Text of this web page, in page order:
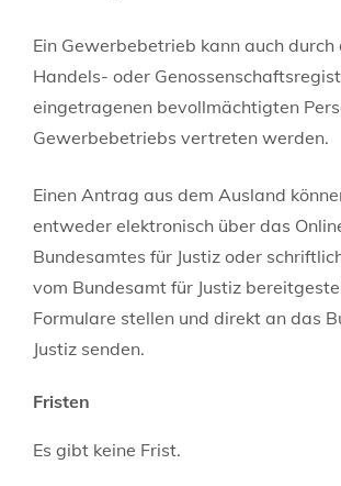
Ein Gewerbebetrieb kann auch durch
Handels- oder
eingetragenen bevollmächtigten
Gewerbebetriebs vertreten werden.
Einen Antrag aus dem Ausland
entweder elektronisch über das
Bundesamtes für Justiz oder
vom Bundesamt für Justiz
Formulare stellen und direkt an das
Justiz senden.
Fristen
Es gibt keine Frist.